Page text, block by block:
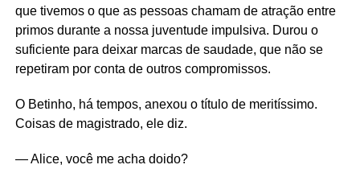
que tivemos o que as pessoas chamam de atração entre
primos durante a nossa juventude impulsiva. Durou o
suficiente para deixar marcas de saudade, que não se
repetiram por conta de outros compromissos.
O Betinho, há tempos, anexou o título de meritíssimo.
Coisas de magistrado, ele diz.
— Alice, você me acha doido?